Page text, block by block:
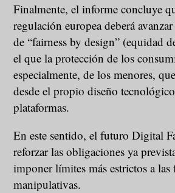
Finalmente, el informe concluye
regulación europea deberá
de “fairness by design” (equidad
el que la protección de los
especialmente, de los menores,
desde el propio diseño
plataformas.
En este sentido, el futuro Digital
reforzar las obligaciones ya
imponer límites más estrictos a
manipulativas.